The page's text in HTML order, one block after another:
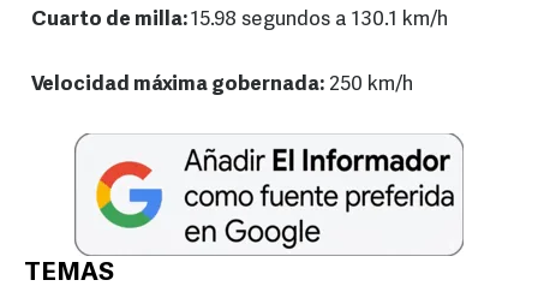
Cuarto de milla:15.98 segundos a 130.1 km/h
Velocidad máxima gobernada: 250 km/h
TEMAS